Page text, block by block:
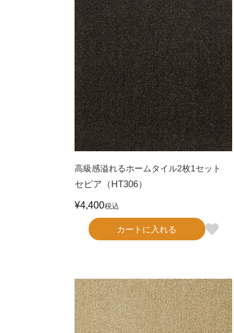
高級感溢れるホームタイル2枚1セット
セピア（HT306）
¥4,400税込
カートに入れる